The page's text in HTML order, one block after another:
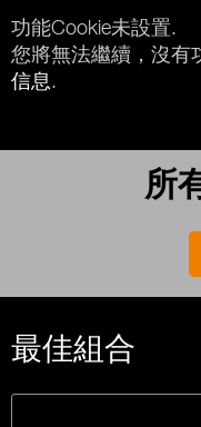
功能Cookie未設置.
您將無法繼續，沒有
信息.
所
最佳組合